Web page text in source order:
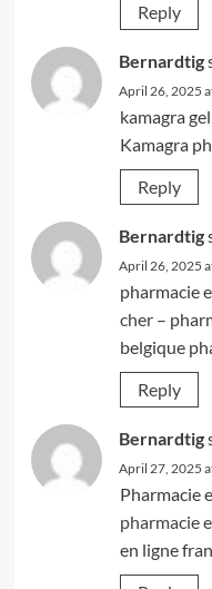
Reply
Bernardtig
April 26, 2025
kamagra
Kamagra
Reply
Bernardtig
April 26, 2025
pharmacie
cher–
belgique
Reply
Bernardtig
April 27, 2025
Pharmacie
pharmacie
en ligne